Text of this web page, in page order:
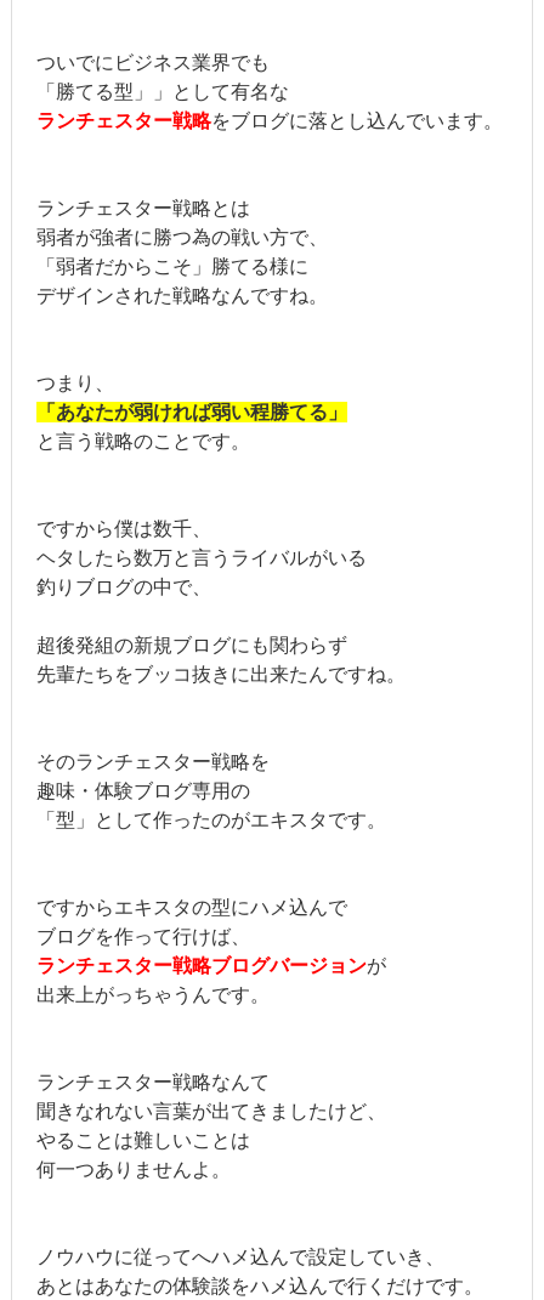
ついでにビジネス業界でも
「勝てる型」」として有名な
ランチェスター戦略をブログに落とし込んでいます。
ランチェスター戦略とは
弱者が強者に勝つ為の戦い方で、
「弱者だからこそ」勝てる様に
デザインされた戦略なんですね。
つまり、
「あなたが弱ければ弱い程勝てる」
と言う戦略のことです。
ですから僕は数千、
ヘタしたら数万と言うライバルがいる
釣りブログの中で、
超後発組の新規ブログにも関わらず
先輩たちをブッコ抜きに出来たんですね。
そのランチェスター戦略を
趣味・体験ブログ専用の
「型」として作ったのがエキスタです。
ですからエキスタの型にハメ込んで
ブログを作って行けば、
ランチェスター戦略ブログバージョンが
出来上がっちゃうんです。
ランチェスター戦略なんて
聞きなれない言葉が出てきましたけど、
やることは難しいことは
何一つありませんよ。
ノウハウに従ってへハメ込んで設定していき、
あとはあなたの体験談をハメ込んで行くだけです。